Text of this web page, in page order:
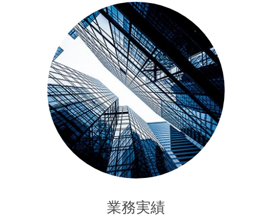
業務実績